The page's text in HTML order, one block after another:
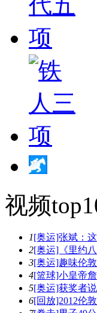
视频
1[奥运]张斌：
2[奥运]《里约
3[奥运]趣味伦
4[篮球]小皇帝
5[奥运]获奖者
6[回放]2012伦